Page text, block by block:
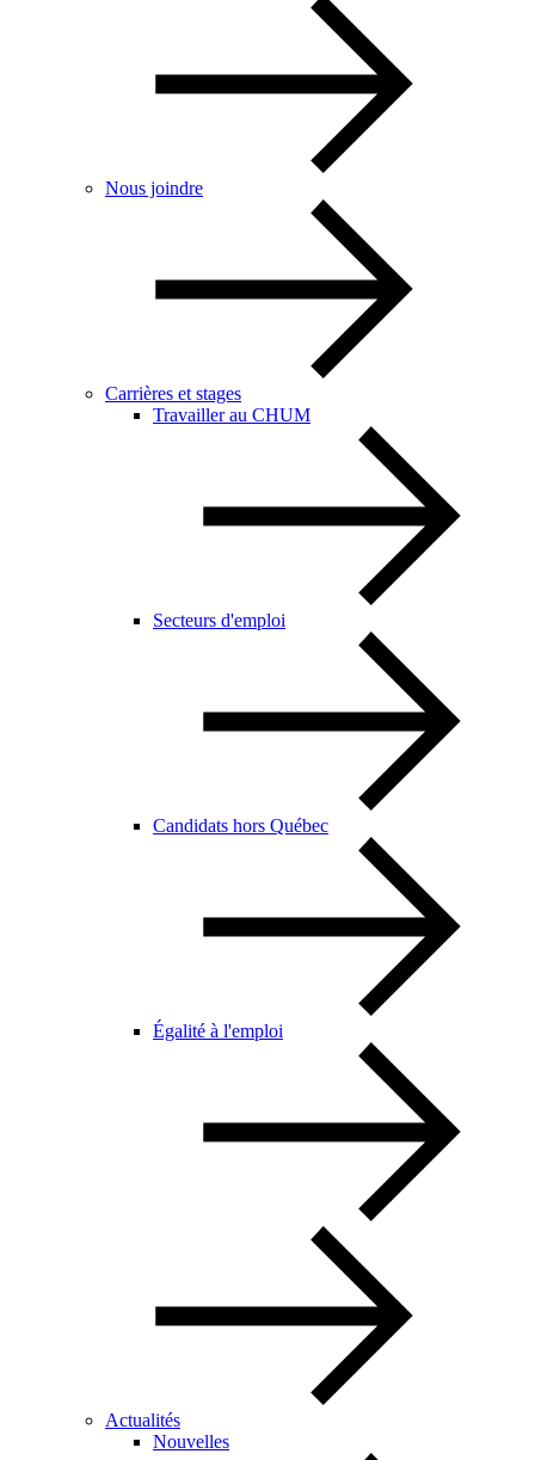
Nous joindre
Carrières et stages
Travailler au CHUM
Secteurs d'emploi
Candidats hors Québec
Égalité à l'emploi
Actualités
Nouvelles